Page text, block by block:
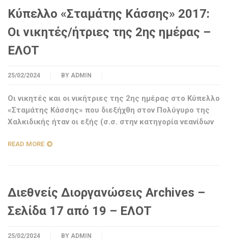
Κύπελλο «Σταμάτης Κάσσης» 2017:
Οι νικητές/ήτριες της 2ης ημέρας –
ΕΛΟΤ
25/02/2024 BY ADMIN
Οι νικητές και οι νικήτριες της 2ης ημέρας στο Κύπελλο
«Σταμάτης Κάσσης» που διεξήχθη στον Πολύγυρο της
Χαλκιδικής ήταν οι εξής (σ.σ. στην κατηγορία νεανίδων
READ MORE
Διεθνείς Διοργανώσεις Archives –
Σελίδα 17 από 19 – ΕΛΟΤ
25/02/2024 BY ADMIN